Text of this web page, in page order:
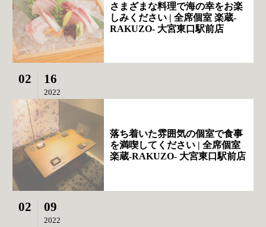
さまざまな料理で海の幸をお楽
しみください | 全席個室 楽蔵‐
RAKUZO‐ 大宮東口駅前店
02 16
2022
落ち着いた雰囲気の個室で食事
を満喫してください | 全席個室
楽蔵‐RAKUZO‐ 大宮東口駅前店
02 09
2022